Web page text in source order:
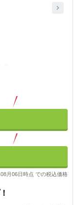
月06日時点 での税込価格